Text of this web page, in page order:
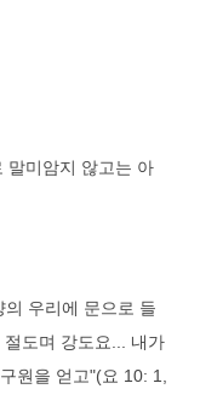
말미암지 않고는 아
우리에 문으로 들
도며 강도요... 내가
원을 얻고"(요 10: 1,